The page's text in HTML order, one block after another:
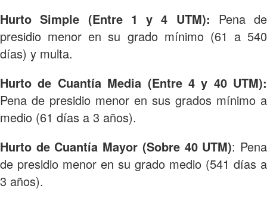
Hurto Simple (Entre 1 y 4 UTM): Pena de
presidio menor en su grado mínimo (61 a 540
días) y multa.
Hurto de Cuantía Media (Entre 4 y 40 UTM):
Pena de presidio menor en sus grados mínimo a
medio (61 días a 3 años).
Hurto de Cuantía Mayor (Sobre 40 UTM): Pena
de presidio menor en su grado medio (541 días a
3 años).